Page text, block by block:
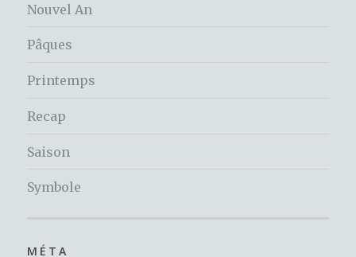
Nouvel An
Pâques
Printemps
Recap
Saison
Symbole
MÉTA